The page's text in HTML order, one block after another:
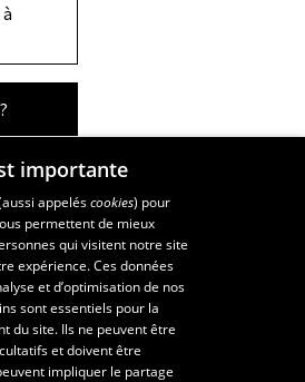
d’art et de design
du territoire et de développement
importante
appeléscookies) pour
permettent de mieux
qui visitent notre site
expérience. Ces données
et d’optimisation de nos
sont essentiels pour la
du site. Ils ne peuvent être
et doivent être
impliquer le partage